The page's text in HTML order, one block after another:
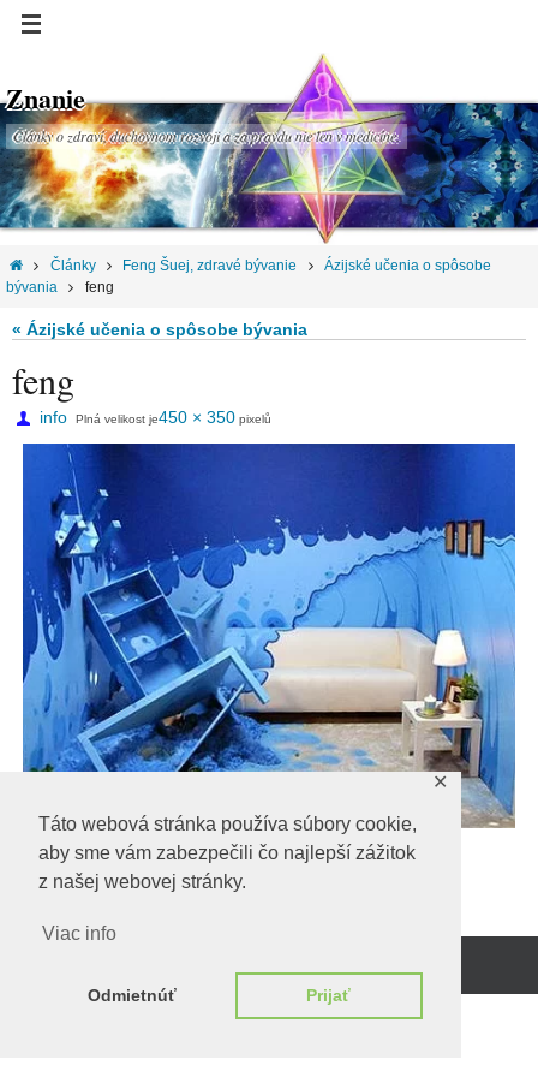
Táto webová stránka používa súbory cookie,
aby sme vám zabezpečili čo najlepší zážitok
z našej webovej stránky.
Viac info
Odmietnúť Prijať
✕
Znanie
Články o zdraví, duchovnom rozvoji a za pravdu nie len v medicíne.
Články Feng Šuej, zdravé bývanie
Ázijské učenia o spôsobe
bývania
feng
« Ázijské učenia o spôsobe bývania
feng
info Plná velikost je450 × 350 pixelů
Beží naWordPress.